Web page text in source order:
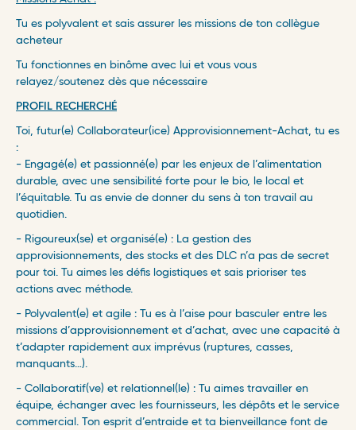
Tu es polyvalent et sais assurer les missions de ton collègue
acheteur
Tu fonctionnes en binôme avec lui et vous vous
relayez/soutenez dès que nécessaire
PROFIL RECHERCHÉ
Toi, futur(e) Collaborateur(ice) Approvisionnement-Achat, tu es
:
- Engagé(e) et passionné(e) par les enjeux de l’alimentation
durable, avec une sensibilité forte pour le bio, le local et
l’équitable. Tu as envie de donner du sens à ton travail au
quotidien.
- Rigoureux(se) et organisé(e) : La gestion des
approvisionnements, des stocks et des DLC n’a pas de secret
pour toi. Tu aimes les défis logistiques et sais prioriser tes
actions avec méthode.
- Polyvalent(e) et agile : Tu es à l’aise pour basculer entre les
missions d’approvisionnement et d’achat, avec une capacité à
t’adapter rapidement aux imprévus (ruptures, casses,
manquants…).
- Collaboratif(ve) et relationnel(le) : Tu aimes travailler en
équipe, échanger avec les fournisseurs, les dépôts et le service
commercial. Ton esprit d’entraide et ta bienveillance font de